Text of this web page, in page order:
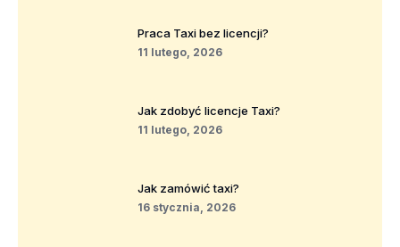
Praca Taxi bez licencji?
11 lutego, 2026
Jak zdobyć licencje Taxi?
11 lutego, 2026
Jak zamówić taxi?
16 stycznia, 2026